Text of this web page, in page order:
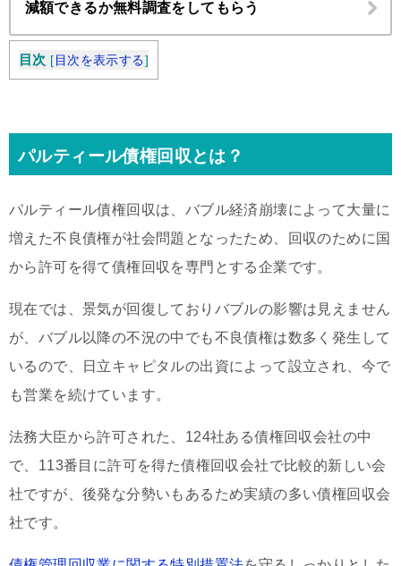
減額できるか無料調査をしてもらう
目次 [ 目次を表示する]
パルティール債権回収とは？
パルティール債権回収は、バブル経済崩壊によって大量に
増えた不良債権が社会問題となったため、回収のために国
から許可を得て債権回収を専門とする企業です。
現在では、景気が回復しておりバブルの影響は見えません
が、バブル以降の不況の中でも不良債権は数多く発生して
いるので、日立キャピタルの出資によって設立され、今で
も営業を続けています。
法務大臣から許可された、124社ある債権回収会社の中
で、113番目に許可を得た債権回収会社で比較的新しい会
社ですが、後発な分勢いもあるため実績の多い債権回収会
社です。